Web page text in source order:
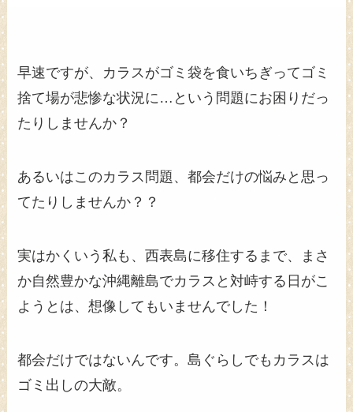
早速ですが、カラスがゴミ袋を食いちぎってゴミ
捨て場が悲惨な状況に…という問題にお困りだっ
たりしませんか？
あるいはこのカラス問題、都会だけの悩みと思っ
てたりしませんか？？
実はかくいう私も、西表島に移住するまで、まさ
か自然豊かな沖縄離島でカラスと対峙する日がこ
ようとは、想像してもいませんでした！
都会だけではないんです。島ぐらしでもカラスは
ゴミ出しの大敵。